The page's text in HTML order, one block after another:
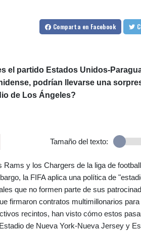
Comparta en Facebook
el partido Estados Unidos-
podrían llevarse una
de Los Ángeles?
Tamaño del texto:
Rams y los Chargers de la liga de
la FIFA aplica una política de
que no formen parte de sus
firmaron contratos multimillonarios para
recintos, han visto cómo estos
de Nueva York-Nueva Jersey y